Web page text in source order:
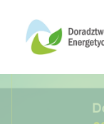
Oferta doradców